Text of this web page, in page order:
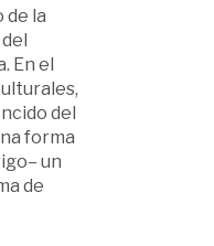
de la
En el
del
forma
un
de